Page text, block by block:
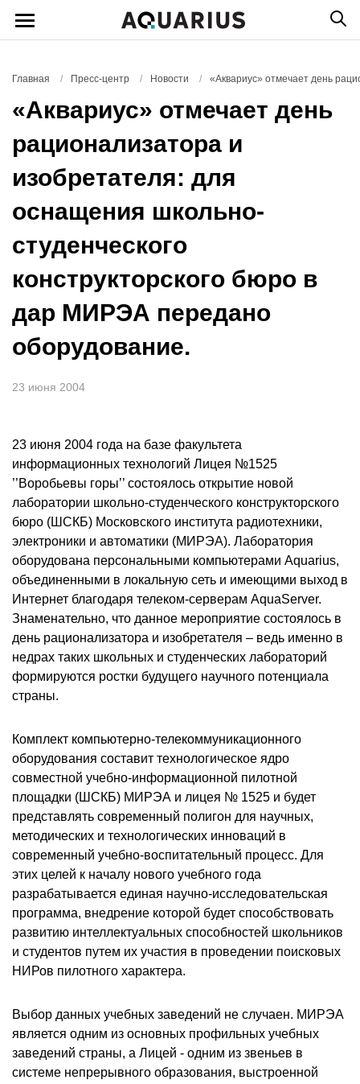
Главная / Пресс-центр / Новости / «Аквариус» отмечает день
«Аквариус» отмечает день
рационализатора и
изобретателя: для
оснащения школьно-
студенческого
конструкторского бюро в
дар МИРЭА передано
оборудование.
23 июня 2004
23 июня 2004 года на базе факультета
информационных технологий Лицея №1525
’’Воробьевы горы’’ состоялось открытие новой
лаборатории школьно-студенческого конструкторского
бюро (ШСКБ) Московского института радиотехники,
электроники и автоматики (МИРЭА). Лаборатория
оборудована персональными компьютерами Aquarius,
объединенными в локальную сеть и имеющими выход в
Интернет благодаря телеком-серверам AquaServer.
Знаменательно, что данное мероприятие состоялось в
день рационализатора и изобретателя – ведь именно в
недрах таких школьных и студенческих лабораторий
формируются ростки будущего научного потенциала
страны.
Комплект компьютерно-телекоммуникационного
оборудования составит технологическое ядро
совместной учебно-информационной пилотной
площадки (ШСКБ) МИРЭА и лицея № 1525 и будет
представлять современный полигон для научных,
методических и технологических инноваций в
современный учебно-воспитательный процесс. Для
этих целей к началу нового учебного года
разрабатывается единая научно-исследовательская
программа, внедрение которой будет способствовать
развитию интеллектуальных способностей школьников
и студентов путем их участия в проведении поисковых
НИРов пилотного характера.
Выбор данных учебных заведений не случаен. МИРЭА
является одним из основных профильных учебных
заведений страны, а Лицей - одним из звеньев в
системе непрерывного образования, выстроенной